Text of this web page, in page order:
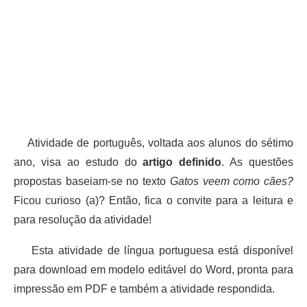
Atividade de português, voltada aos alunos do sétimo
ano, visa ao estudo doartigo definido. As questões
propostas baseiam-se no texto Gatos veem como cães?
Ficou curioso (a)? Então, fica o convite para a leitura e
para resolução da atividade!
Esta atividade de língua portuguesa está disponível
para download em modelo editável do Word, pronta para
impressão em PDF e também a atividade respondida.